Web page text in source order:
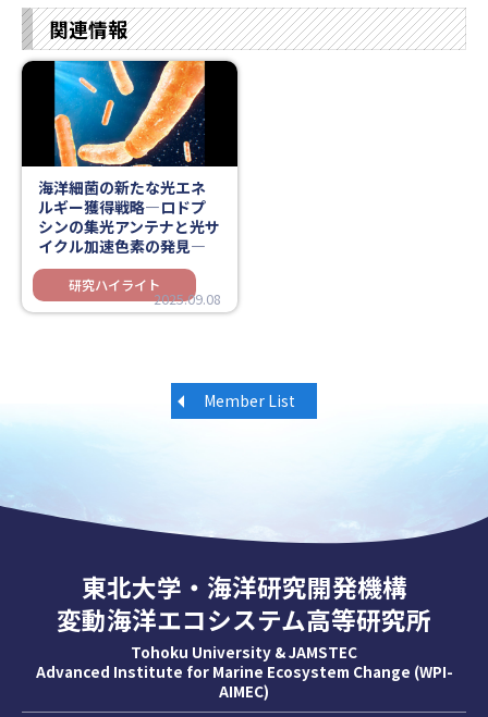
関連情報
2025.09.08
海洋細菌の新たな光エネ
ルギー獲得戦略―ロドプ
シンの集光アンテナと光サ
イクル加速色素の発見―
Member List
東北大学・海洋研究開発機構
変動海洋エコシステム高等研究所
Tohoku University & JAMSTEC
Advanced Institute for Marine Ecosystem Change (WPI-
AIMEC)